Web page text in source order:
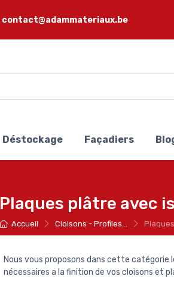
contact@adammateriaux.be
Déstockage Façadiers
Plaques plâtre avec
Accueil Cloisons - Profiles...
Nous vous proposons dans cette catégorie
nécessaires a la finition de vos cloisons et